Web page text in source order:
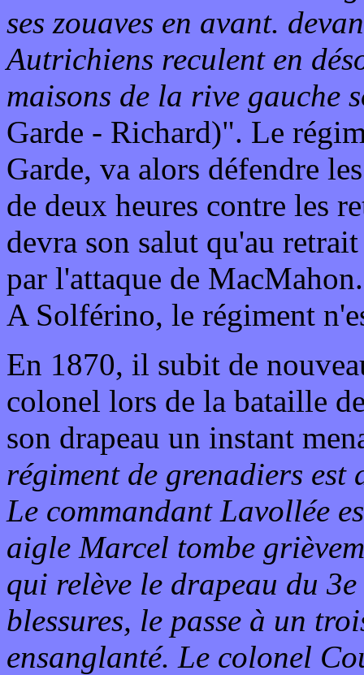
ses zouaves en avant.
Autrichiens reculent en
maisons de la rive gauche
Garde - Richard)". Le
Garde, va alors défendre
de deux heures contre les
devra son salut qu'au
par l'attaque de MacMahon.
A Solférino, le régiment
En 1870, il subit de
colonel lors de la bataille
son drapeau un instant
régiment de grenadiers est
Le commandant Lavollée
aigle Marcel tombe
qui relève le drapeau du
blessures, le passe à un
ensanglanté. Le colonel